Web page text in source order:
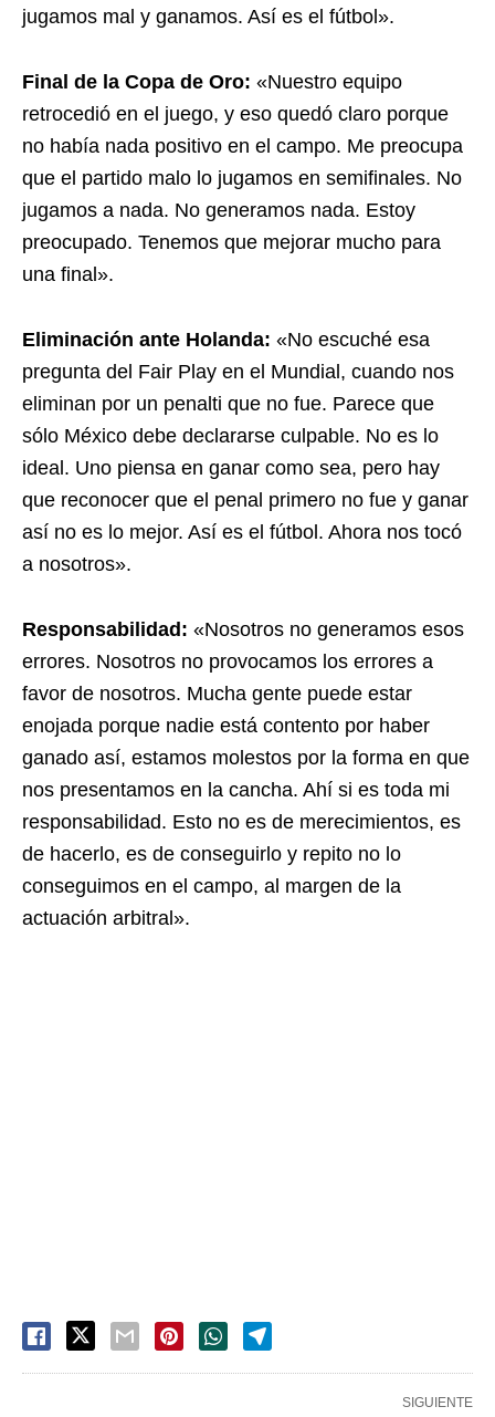
jugamos mal y ganamos. Así es el fútbol».
Final de la Copa de Oro: «Nuestro equipo
retrocedió en el juego, y eso quedó claro porque
no había nada positivo en el campo. Me preocupa
que el partido malo lo jugamos en semifinales. No
jugamos a nada. No generamos nada. Estoy
preocupado. Tenemos que mejorar mucho para
una final».
Eliminación ante Holanda: «No escuché esa
pregunta del Fair Play en el Mundial, cuando nos
eliminan por un penalti que no fue. Parece que
sólo México debe declararse culpable. No es lo
ideal. Uno piensa en ganar como sea, pero hay
que reconocer que el penal primero no fue y ganar
así no es lo mejor. Así es el fútbol. Ahora nos tocó
a nosotros».
Responsabilidad: «Nosotros no generamos esos
errores. Nosotros no provocamos los errores a
favor de nosotros. Mucha gente puede estar
enojada porque nadie está contento por haber
ganado así, estamos molestos por la forma en que
nos presentamos en la cancha. Ahí si es toda mi
responsabilidad. Esto no es de merecimientos, es
de hacerlo, es de conseguirlo y repito no lo
conseguimos en el campo, al margen de la
actuación arbitral».
SIGUIENTE